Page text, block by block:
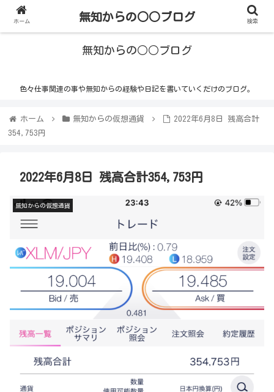
無知からの○○ブログ
色々仕事関連の事や無知からの経験や日記を書いていくだけのブログ。
ホーム 無知からの仮想通貨
2022年6月8日 残高合計
354,753円
2022年6月8日 残高合計354,753円
無知からの仮想通貨
ホーム 無知からの○○ブログ 検索